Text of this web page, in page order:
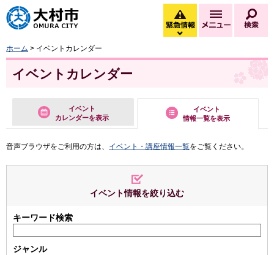
大村市
緊急情報
緊急情報を開く
メニュー
ホーム > イベントカレンダー
イベントカレンダー
イベント
カレンダーを表示
イベント
情報一覧を表示
音声ブラウザをご利用の方は、 イベント・講座情報一覧をご覧ください。
イベント情報を絞り込む
キーワード検索
ジャンル